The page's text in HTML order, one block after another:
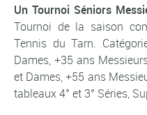
Un Tournoi Séniors
Tournoi de la saison
Tennis du Tarn.
Dames, +35 ans
et Dames, +55 ans
tableaux 4° et 3° Séries,